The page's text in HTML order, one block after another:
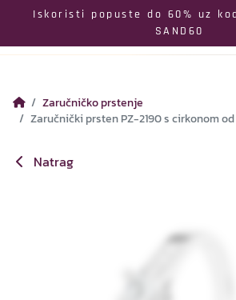
Iskoristi popuste do 60% uz
SAND60
Izbornik
Profil
Zaručničko prstenje
Zaručnički prsten PZ-2190 s cirkonom
Natrag